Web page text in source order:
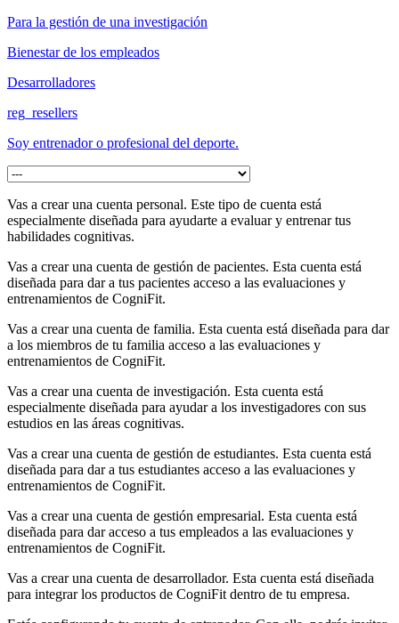
Para la gestión de una investigación
Bienestar de los empleados
Desarrolladores
reg_resellers
Soy entrenador o profesional del deporte.
Vas a crear una cuenta personal. Este tipo de cuenta está
especialmente diseñada para ayudarte a evaluar y entrenar tus
habilidades cognitivas.
Vas a crear una cuenta de gestión de pacientes. Esta cuenta está
diseñada para dar a tus pacientes acceso a las evaluaciones y
entrenamientos de CogniFit.
Vas a crear una cuenta de familia. Esta cuenta está diseñada para dar
a los miembros de tu familia acceso a las evaluaciones y
entrenamientos de CogniFit.
Vas a crear una cuenta de investigación. Esta cuenta está
especialmente diseñada para ayudar a los investigadores con sus
estudios en las áreas cognitivas.
Vas a crear una cuenta de gestión de estudiantes. Esta cuenta está
diseñada para dar a tus estudiantes acceso a las evaluaciones y
entrenamientos de CogniFit.
Vas a crear una cuenta de gestión empresarial. Esta cuenta está
diseñada para dar acceso a tus empleados a las evaluaciones y
entrenamientos de CogniFit.
Vas a crear una cuenta de desarrollador. Esta cuenta está diseñada
para integrar los productos de CogniFit dentro de tu empresa.